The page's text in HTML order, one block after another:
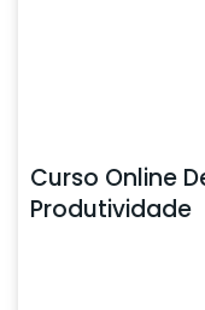
Curso Online
Produtividade